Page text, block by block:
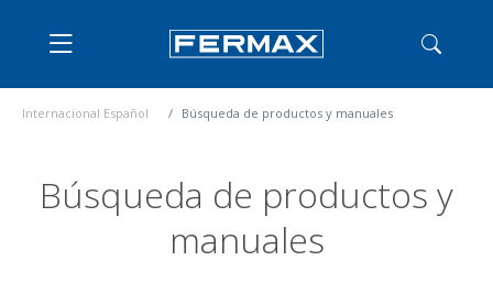
Internacional Español Búsqueda de productos y manuales
Búsqueda de productos y
manuales